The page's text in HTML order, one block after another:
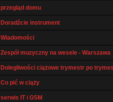
przegląd domu
Doradźcie instrument
Wiadomości
Zespół muzyczny na wesele - Warszawa
Dolegliwości ciążowe trymestr po
Co pić w ciąży
serwis IT i GSM